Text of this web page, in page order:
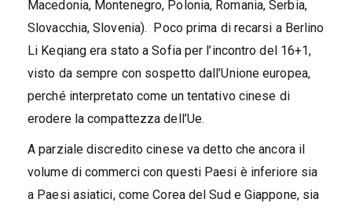
Macedonia, Montenegro, Polonia, Romania, Serbia,
Slovacchia, Slovenia). Poco prima di recarsi a Berlino
Li Keqiang era stato a Sofia per l’incontro del 16+1,
visto da sempre con sospetto dall’Unione europea,
perché interpretato come un tentativo cinese di
erodere la compattezza dell’Ue.
A parziale discredito cinese va detto che ancora il
volume di commerci con questi Paesi è inferiore sia
a Paesi asiatici, come Corea del Sud e Giappone, sia